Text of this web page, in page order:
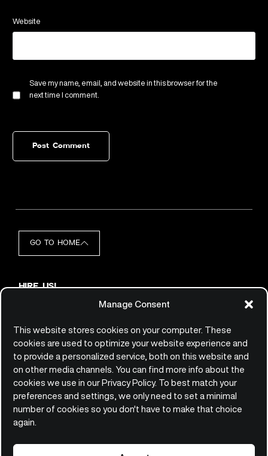
Manage Consent
This website stores cookies on your computer. These
cookies are used to optimize your website experience and
to provide a personalized service, both on this website and
on other media channels. You can find more info about the
cookies we use in our Privacy Policy. To best match your
preferences and settings, we only need to set a minimal
number of cookies so you don't have to make that choice
again.
Website
Save my name, email, and website in this browser for the
next time I comment.
GO TO HOME
HIRE US!
CONTACT
Qemie GmbH
Platz der Einheit 2
60327 Frankfurt am Main
Germany
+49(0)69/247.53.8870